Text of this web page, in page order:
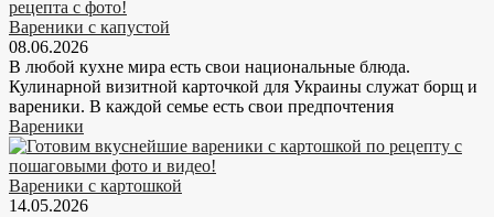
Вареники с капустой
08.06.2026
В любой кухне мира есть свои национальные блюда.
Кулинарной визитной карточкой для Украины служат борщ и
вареники. В каждой семье есть свои предпочтения
Вареники
Вареники с картошкой
14.05.2026